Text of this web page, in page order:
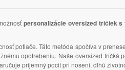
personalizácie oversized tričiek s
potlače. Táto metóda spočíva v
opotrebeniu. Naše oversized tričká
príjemný pocit pri nosení, dlhú